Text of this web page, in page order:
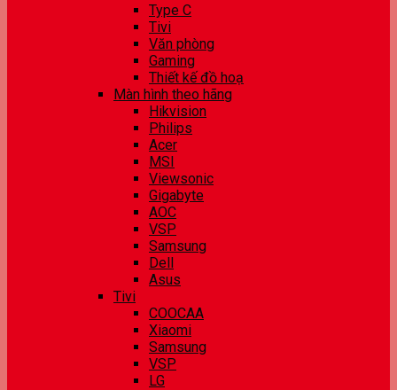
Type C
Tivi
Văn phòng
Gaming
Thiết kế đồ hoạ
Màn hình theo hãng
Hikvision
Philips
Acer
MSI
Viewsonic
Gigabyte
AOC
VSP
Samsung
Dell
Asus
Tivi
COOCAA
Xiaomi
Samsung
VSP
LG